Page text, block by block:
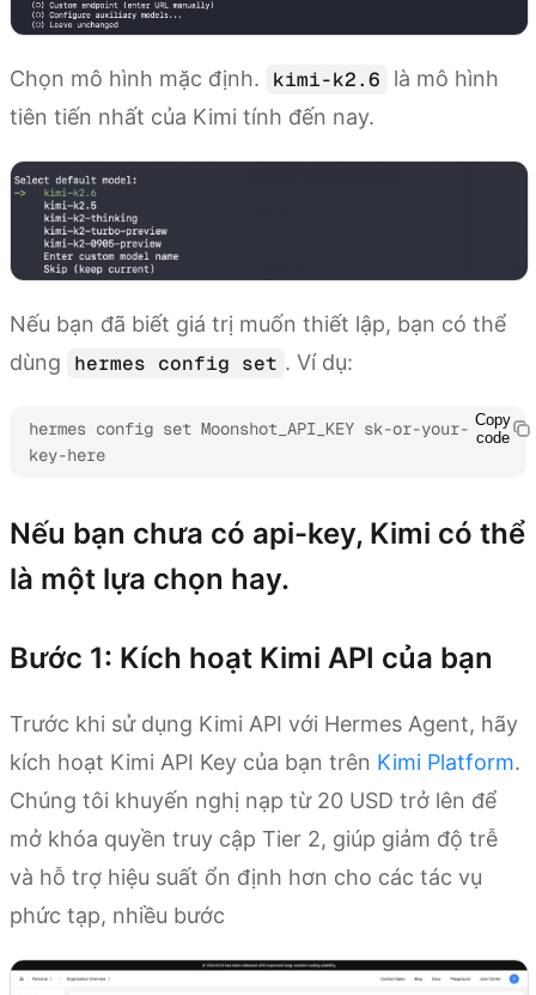
Chọn mô hình mặc định. kimi-k2.6
là mô hình
tiên tiến nhất của Kimi tính đến nay.
Nếu bạn đã biết giá trị muốn thiết lập, bạn có thể
dùng
hermes config set . Ví dụ:
hermes config set Moonshot_API_KEY sk-or-your-
key-here
Copy
code
Nếu bạn chưa có api-key, Kimi có thể
là một lựa chọn hay.
Bước 1: Kích hoạt Kimi API của bạn
Trước khi sử dụng Kimi API với Hermes Agent, hãy
kích hoạt Kimi API Key của bạn trên Kimi Platform.
Chúng tôi khuyến nghị nạp từ 20 USD trở lên để
mở khóa quyền truy cập Tier 2, giúp giảm độ trễ
và hỗ trợ hiệu suất ổn định hơn cho các tác vụ
phức tạp, nhiều bước